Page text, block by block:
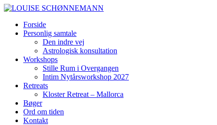
Forside
Personlig samtale
Den indre vej
Astrologisk konsultation
Workshops
Stille Rum i Overgangen
Intim Nytårsworkshop 2027
Retreats
Kloster Retreat – Mallorca
Bøger
Ord om tiden
Kontakt